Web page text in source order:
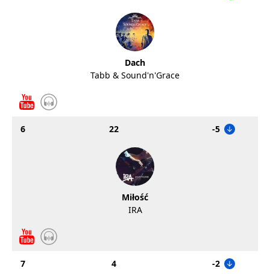
Dach
Tabb & Sound'n'Grace
6 22 -5
Miłość
IRA
7 4 -2